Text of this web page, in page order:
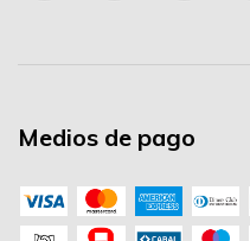
Medios de pago